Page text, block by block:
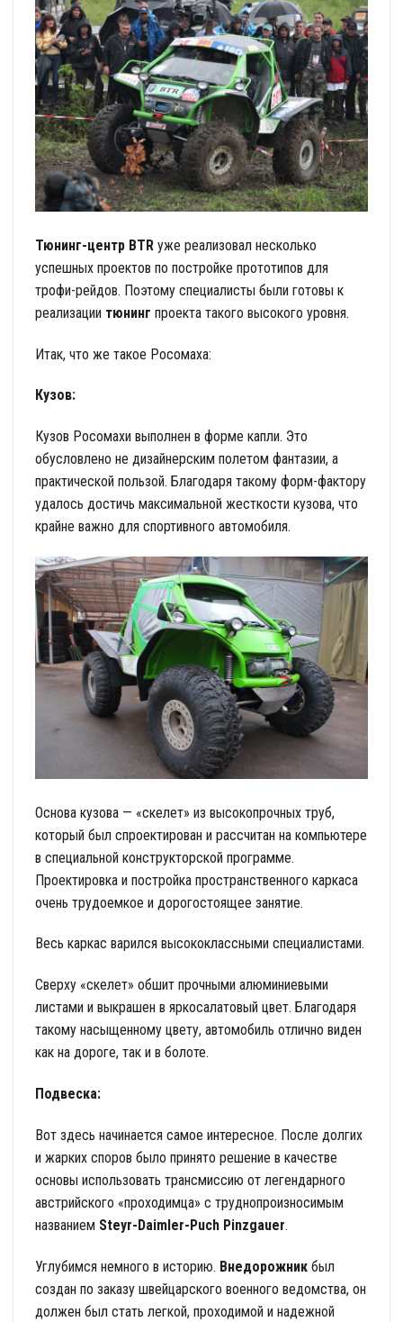
Тюнинг-центр BTR уже реализовал несколько
успешных проектов по постройке прототипов для
трофи-рейдов. Поэтому специалисты были готовы к
реализации тюнинг проекта такого высокого уровня.
Итак, что же такое Росомаха:
Кузов:
Кузов Росомахи выполнен в форме капли. Это
обусловлено не дизайнерским полетом фантазии, а
практической пользой. Благодаря такому форм-фактору
удалось достичь максимальной жесткости кузова, что
крайне важно для спортивного автомобиля.
Основа кузова — «скелет» из высокопрочных труб,
который был спроектирован и рассчитан на компьютере
в специальной конструкторской программе.
Проектировка и постройка пространственного каркаса
очень трудоемкое и дорогостоящее занятие.
Весь каркас варился высококлассными специалистами.
Сверху «скелет» обшит прочными алюминиевыми
листами и выкрашен в яркосалатовый цвет. Благодаря
такому насыщенному цвету, автомобиль отлично виден
как на дороге, так и в болоте.
Подвеска:
Вот здесь начинается самое интересное. После долгих
и жарких споров было принято решение в качестве
основы использовать трансмиссию от легендарного
австрийского «проходимца» с труднопроизносимым
названием Steyr-Daimler-Puch Pinzgauer.
Углубимся немного в историю. Внедорожник был
создан по заказу швейцарского военного ведомства, он
должен был стать легкой, проходимой и надежной